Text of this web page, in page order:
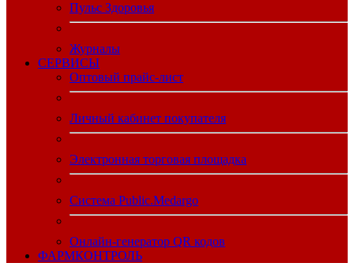
Пульс Здоровья
Журналы
CЕРВИСЫ
Оптовый прайс-лист
Личный кабинет покупателя
Электронная торговая площадка
Система Public.Medargo
Онлайн-генератор QR кодов
ФАРМКОНТРОЛЬ